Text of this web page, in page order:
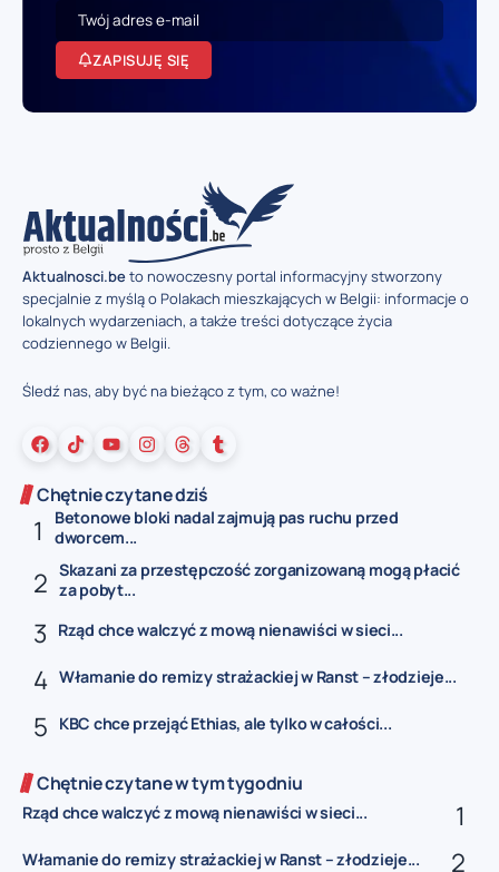
ZAPISUJĘ SIĘ
Aktualnosci.beto nowoczesny portal informacyjny stworzony
specjalnie z myślą o Polakach mieszkających w Belgii: informacje o
lokalnych wydarzeniach, a także treści dotyczące życia
codziennego w Belgii.
Śledź nas, aby być na bieżąco z tym, co ważne!
Chętnie czytane dziś
Betonowe bloki nadal zajmują pas ruchu przed
dworcem...
Skazani za przestępczość zorganizowaną mogą płacić
za pobyt...
Rząd chce walczyć z mową nienawiści w sieci...
Włamanie do remizy strażackiej w Ranst – złodzieje...
KBC chce przejąć Ethias, ale tylko w całości...
Chętnie czytane w tym tygodniu
Rząd chce walczyć z mową nienawiści w sieci...
Włamanie do remizy strażackiej w Ranst – złodzieje...